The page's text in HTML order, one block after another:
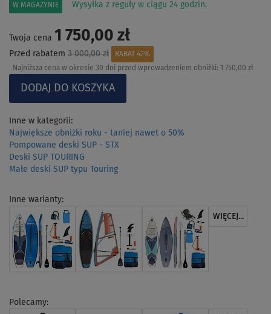
W MAGAZYNIE Wysyłka z reguły w ciągu 24 godzin.
Twoja cena 1 750,00 zł
Przed rabatem 3 000,00 zł
RABAT 42%
Najniższa cena w okresie 30 dni przed wprowadzeniem obniżki: 1 750,00 zł
Inne w kategorii:
Największe obniżki roku - taniej nawet o 50%
Pompowane deski SUP - STX
Deski SUP TOURING
Małe deski SUP typu Touring
Inne warianty:
WIĘCEJ...
Polecamy: